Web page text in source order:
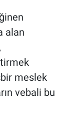
alan
meslek
vebali bu